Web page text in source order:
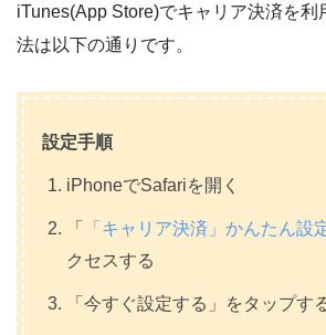
iTunes(App Store)でキャリア決済を利
法は以下の通りです。
設定手順
iPhoneでSafariを開く
「 「キャリア決済」かんたん設
クセスする
「今すぐ設定する」をタップす